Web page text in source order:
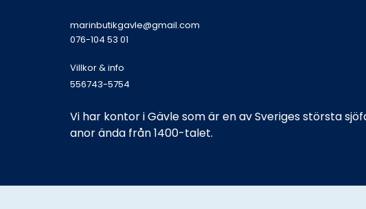
marinbutikgavle@gmail.com
076-104 53 01
Villkor & info
556743-5754
Vi har kontor i Gävle som är en av Sveriges största
anor ända från 1400-talet.